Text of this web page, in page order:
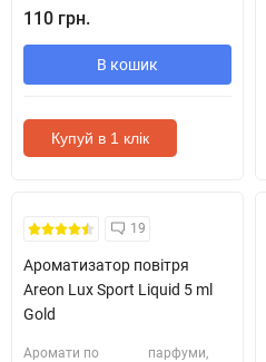
110 грн.
В кошик
Купуй в 1 клік
19
Ароматизатор повітря
Areon Lux Sport Liquid 5 ml
Gold
Аромати по
парфуми,